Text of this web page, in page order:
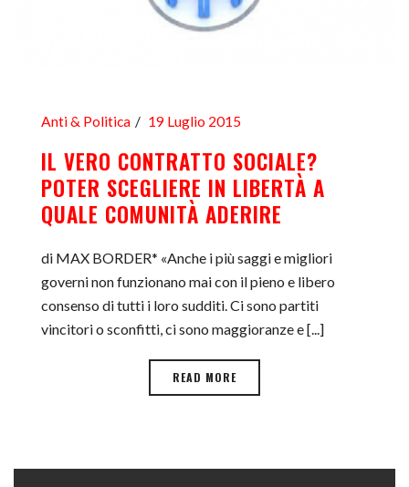
Anti & Politica 19 Luglio 2015
IL VERO CONTRATTO SOCIALE?
POTER SCEGLIERE IN LIBERTÀ A
QUALE COMUNITÀ ADERIRE
di MAX BORDER* «Anche i più saggi e migliori
governi non funzionano mai con il pieno e libero
consenso di tutti i loro sudditi. Ci sono partiti
vincitori o sconfitti, ci sono maggioranze e [...]
READ MORE